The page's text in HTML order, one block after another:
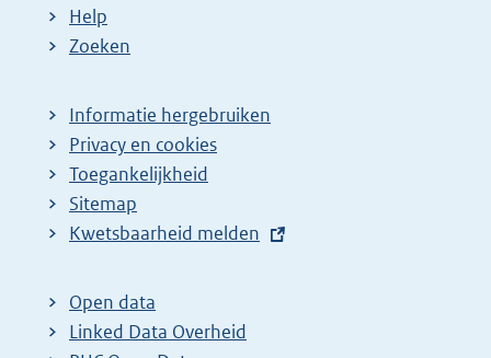
Help
Zoeken
Informatie hergebruiken
Privacy en cookies
Toegankelijkheid
Sitemap
E
t
e
r
Kwetsbaarheid melden
Open data
Linked Data Overheid